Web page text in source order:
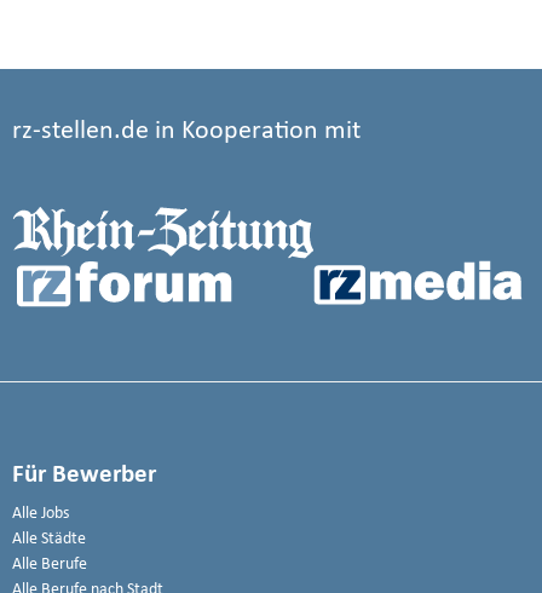
rz-stellen.de in Kooperation mit
Für Bewerber
Alle Jobs
Alle Städte
Alle Berufe